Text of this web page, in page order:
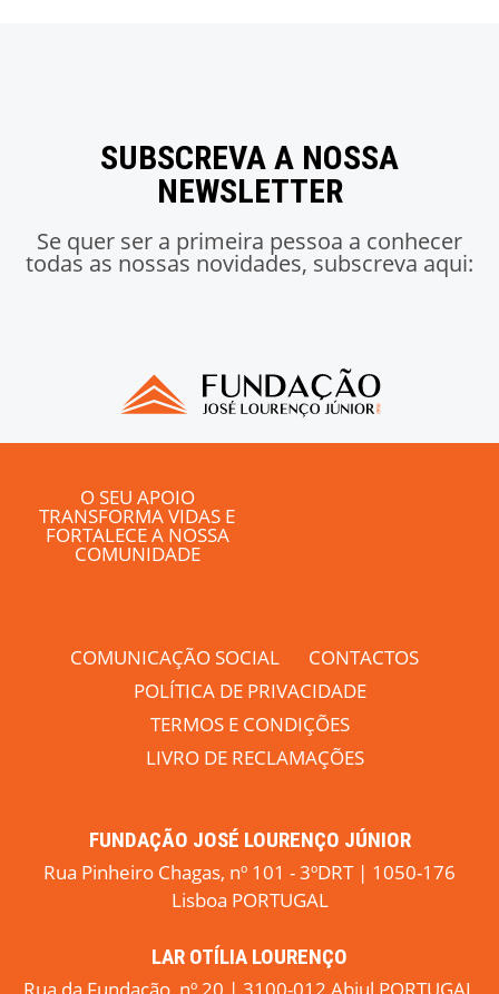
SUBSCREVA A NOSSA
NEWSLETTER
Se quer ser a primeira pessoa a conhecer
todas as nossas novidades, subscreva aqui:
O SEU APOIO
TRANSFORMA VIDAS E
FORTALECE A NOSSA
COMUNIDADE
COMUNICAÇÃO SOCIAL
CONTACTOS
POLÍTICA DE PRIVACIDADE
TERMOS E CONDIÇÕES
LIVRO DE RECLAMAÇÕES
FUNDAÇÃO JOSÉ LOURENÇO JÚNIOR
Rua Pinheiro Chagas, nº 101 - 3ºDRT | 1050-176
Lisboa PORTUGAL
LAR OTÍLIA LOURENÇO